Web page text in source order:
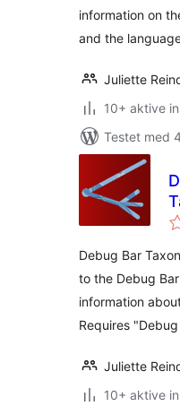
information on
and the
Juliette
10+ aktive
Testet med
Debug Bar
to the Debug
information
Requires
Juliette
10+ aktive